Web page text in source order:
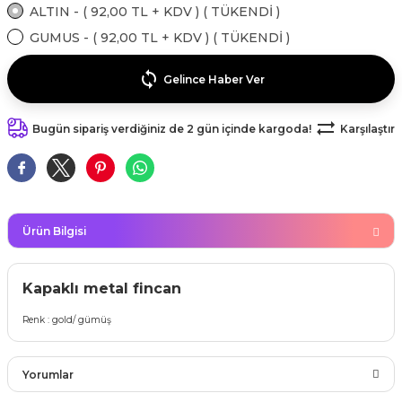
Veda Parti Malzemeleri
Süsleri (Halloween)
Süsleri
VE NİKAH Şekeri SARF
İlk dişim
Maskeleri
süsleri
modelleri (süslü
Malzemeleri
Taş Baskı Ürünleri
Ürünleri
ALTIN - ( 92,00 TL + KDV ) ( TÜKENDİ )
GUMUS - ( 92,00 TL + KDV ) ( TÜKENDİ )
Gelince Haber Ver
Bugün sipariş verdiğiniz de 2 gün içinde kargoda! Karşılaştır
Ürün Bilgisi
Kapaklı metal fincan
Renk : gold/ gümüş
Yorumlar